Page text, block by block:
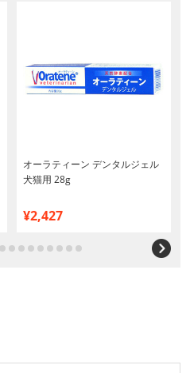
オーラティーン デンタルジェル
犬猫用 28g
¥2,427